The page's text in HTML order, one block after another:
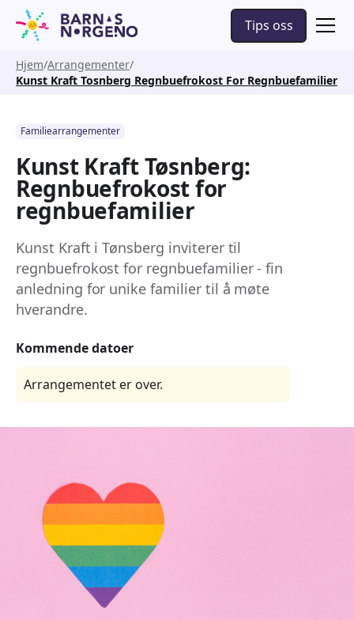
Tips oss
Hjem Arrangementer
Kunst Kraft Tosnberg Regnbuefrokost For Regnbuefamilier
Familiearrangementer
Kunst Kraft Tøsnberg:
Regnbuefrokost for
regnbuefamilier
Kunst Kraft i Tønsberg inviterer til
regnbuefrokost for regnbuefamilier - fin
anledning for unike familier til å møte
hverandre.
Kommende datoer
Arrangementet er over.